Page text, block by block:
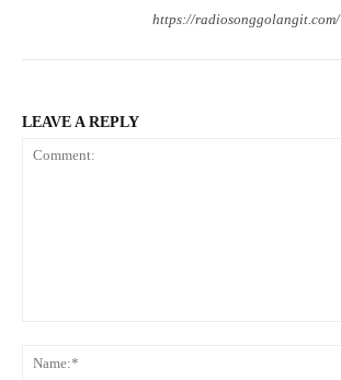
https://radiosonggolangit.com/
LEAVE A REPLY